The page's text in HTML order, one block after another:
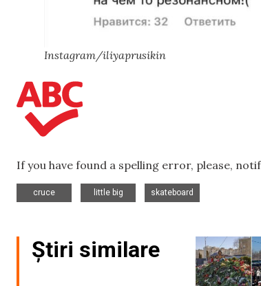
Instagram/iliyaprusikin
If you have found a spelling error, please,
cruce
little big
skateboard
Știri similare